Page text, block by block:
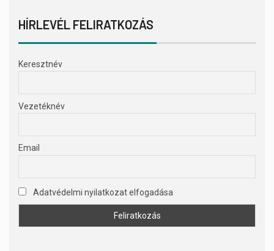
HÍRLEVÉL FELIRATKOZÁS
Keresztnév
Vezetéknév
Email
Adatvédelmi nyilatkozat elfogadása